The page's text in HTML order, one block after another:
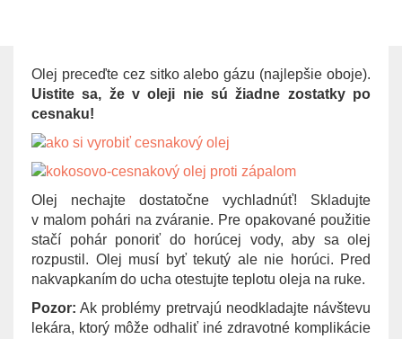
Olej preceďte cez sitko alebo gázu (najlepšie oboje).
Uistite sa, že v oleji nie sú žiadne zostatky po
cesnaku!
Olej nechajte dostatočne vychladnúť! Skladujte
v malom pohári na zváranie. Pre opakované použitie
stačí pohár ponoriť do horúcej vody, aby sa olej
rozpustil. Olej musí byť tekutý ale nie horúci. Pred
nakvapkaním do ucha otestujte teplotu oleja na ruke.
Pozor: Ak problémy pretrvajú neodkladajte návštevu
lekára, ktorý môže odhaliť iné zdravotné komplikácie